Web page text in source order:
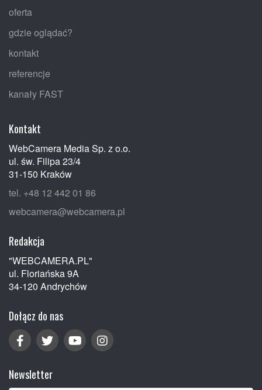
oferta
gdzie oglądać?
kontakt
referencje
kanały FAST
Kontakt
WebCamera Media Sp. z o.o.
ul. św. Filipa 23/4
31-150 Kraków
tel. +48 12 442 01 86
webcamera@webcamera.pl
Redakcja
"WEBCAMERA.PL"
ul. Floriańska 9A
34-120 Andrychów
Dołącz do nas
Newsletter